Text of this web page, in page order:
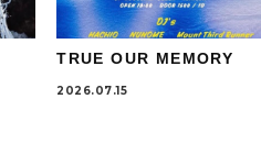
TRUE OUR MEMORY
2026.07.15